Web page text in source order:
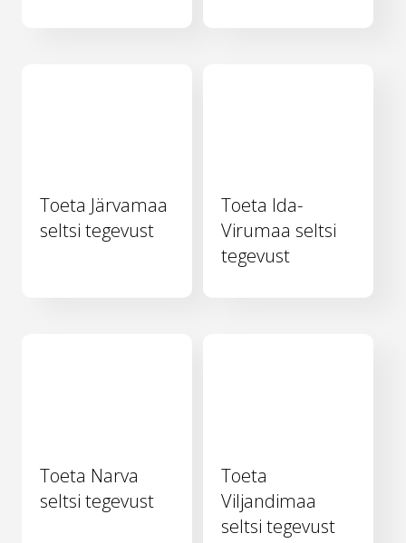
Toeta Järvamaa
seltsi tegevust
Toeta Ida-
Virumaa seltsi
tegevust
Toeta Narva
seltsi tegevust
Toeta
Viljandimaa
seltsi tegevust